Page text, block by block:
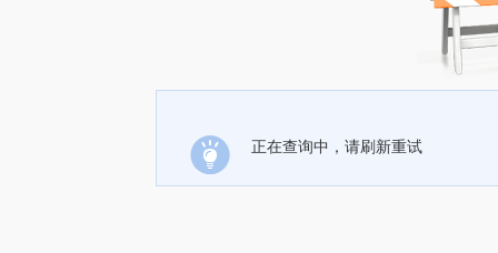
正在查询中，请刷新重试